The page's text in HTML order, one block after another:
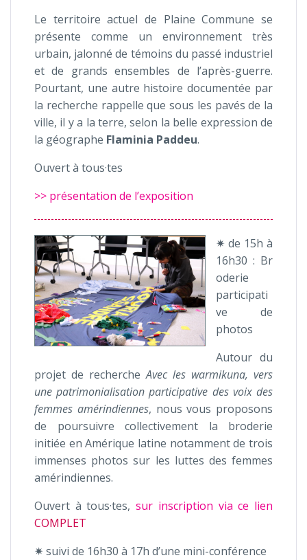
Le territoire actuel de Plaine Commune se
présente comme un environnement très
urbain, jalonné de témoins du passé industriel
et de grands ensembles de l’après-guerre.
Pourtant, une autre histoire documentée par
la recherche rappelle que sous les pavés de la
ville, il y a la terre, selon la belle expression de
la géographe Flaminia Paddeu.
Ouvert à tous·tes
>> présentation de l’exposition
✷ de 15h à
16h30 : Br
oderie
participati
ve de
photos
Autour du
projet de rechercheAvec les warmikuna, vers
une patrimonialisation participative des voix des
femmes amérindiennes, nous vous proposons
de poursuivre collectivement la broderie
initiée en Amérique latine notamment de trois
immenses photos sur les luttes des femmes
amérindiennes.
Ouvert à tous·tes,sur inscription via ce lien
COMPLET
✷ suivi de 16h30 à 17h d’une mini-conférence